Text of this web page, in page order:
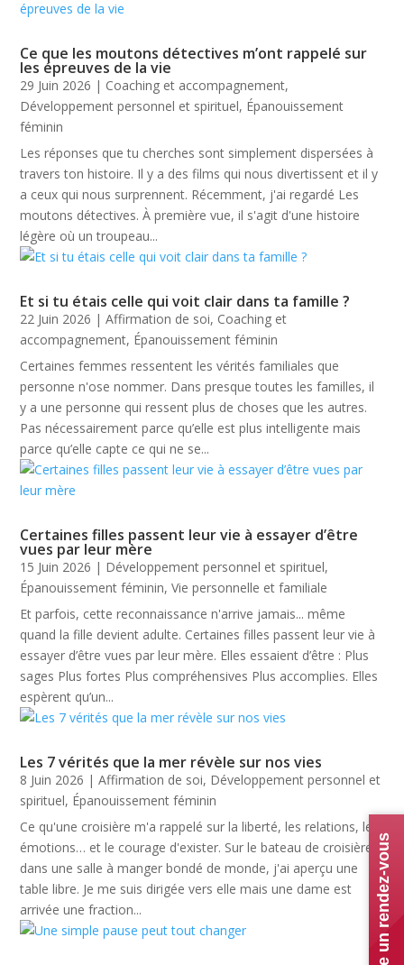
Ce que les moutons détectives m’ont rappelé sur
les épreuves de la vie
29 Juin 2026 | Coaching et accompagnement,
Développement personnel et spirituel, Épanouissement
féminin
Les réponses que tu cherches sont simplement dispersées à
travers ton histoire. Il y a des films qui nous divertissent et il y
a ceux qui nous surprennent. Récemment, j'ai regardé Les
moutons détectives. À première vue, il s'agit d'une histoire
légère où un troupeau...
Et si tu étais celle qui voit clair dans ta famille ?
22 Juin 2026 |Affirmation de soi, Coaching et
accompagnement, Épanouissement féminin
Certaines femmes ressentent les vérités familiales que
personne n'ose nommer. Dans presque toutes les familles, il
y a une personne qui ressent plus de choses que les autres.
Pas nécessairement parce qu’elle est plus intelligente mais
parce qu’elle capte ce qui ne se...
Certaines filles passent leur vie à essayer d’être
vues par leur mère
15 Juin 2026 | Développement personnel et spirituel,
Épanouissement féminin,Vie personnelle et familiale
Et parfois, cette reconnaissance n'arrive jamais... même
quand la fille devient adulte. Certaines filles passent leur vie à
essayer d’être vues par leur mère. Elles essaient d’être : Plus
sages Plus fortes Plus compréhensives Plus accomplies. Elles
espèrent qu’un...
Les 7 vérités que la mer révèle sur nos vies
8 Juin 2026 |Affirmation de soi, Développement personnel et
spirituel, Épanouissement féminin
Ce qu'une croisière m'a rappelé sur la liberté, les relations, les
émotions… et le courage d'exister. Sur le bateau de croisière,
dans une salle à manger bondé de monde, j'ai aperçu une
table libre. Je me suis dirigée vers elle mais une dame est
arrivée une fraction...
Prendre un rendez-vous